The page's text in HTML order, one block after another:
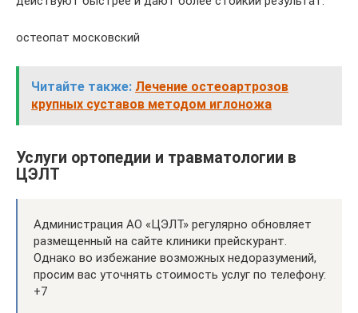
остеопат московский
Читайте также: Лечение остеоартрозов
крупных суставов методом иглоножа
Услуги ортопедии и травматологии в
ЦЭЛТ
Администрация АО «ЦЭЛТ» регулярно обновляет
размещенный на сайте клиники прейскурант.
Однако во избежание возможных недоразумений,
просим вас уточнять стоимость услуг по телефону:
+7